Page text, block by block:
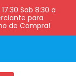
Sab 8:30 a
para
de Compra!